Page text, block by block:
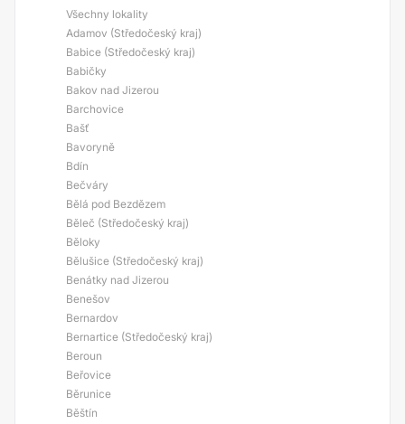
Všechny lokality
Adamov (Středočeský kraj)
Babice (Středočeský kraj)
Babičky
Bakov nad Jizerou
Barchovice
Bašť
Bavoryně
Bdín
Bečváry
Bělá pod Bezdězem
Běleč (Středočeský kraj)
Běloky
Bělušice (Středočeský kraj)
Benátky nad Jizerou
Benešov
Bernardov
Bernartice (Středočeský kraj)
Beroun
Beřovice
Běrunice
Běštín